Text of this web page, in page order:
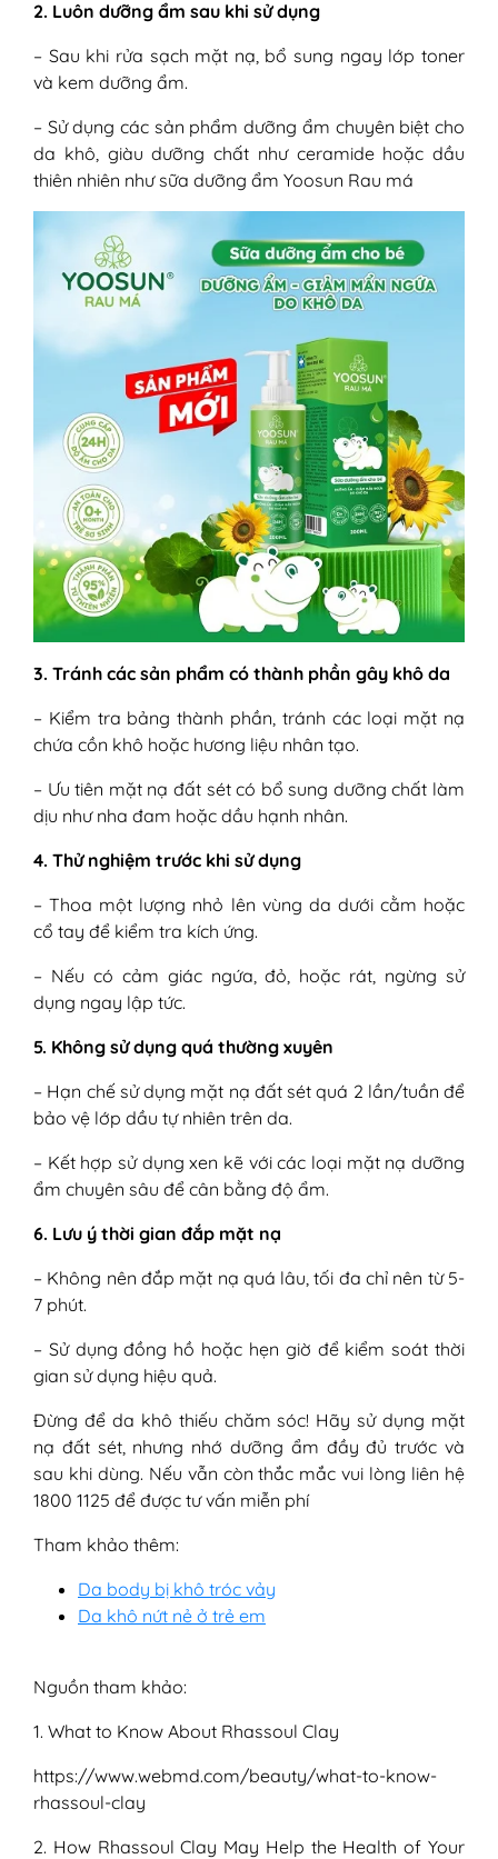
2. Luôn dưỡng ẩm sau khi sử dụng
– Sau khi rửa sạch mặt nạ, bổ sung ngay lớp toner
và kem dưỡng ẩm.
– Sử dụng các sản phẩm dưỡng ẩm chuyên biệt cho
da khô, giàu dưỡng chất như ceramide hoặc dầu
thiên nhiên như sữa dưỡng ẩm Yoosun Rau má
3. Tránh các sản phẩm có thành phần gây khô da
– Kiểm tra bảng thành phần, tránh các loại mặt nạ
chứa cồn khô hoặc hương liệu nhân tạo.
– Ưu tiên mặt nạ đất sét có bổ sung dưỡng chất làm
dịu như nha đam hoặc dầu hạnh nhân.
4. Thử nghiệm trước khi sử dụng
– Thoa một lượng nhỏ lên vùng da dưới cằm hoặc
cổ tay để kiểm tra kích ứng.
– Nếu có cảm giác ngứa, đỏ, hoặc rát, ngừng sử
dụng ngay lập tức.
5. Không sử dụng quá thường xuyên
– Hạn chế sử dụng mặt nạ đất sét quá 2 lần/tuần để
bảo vệ lớp dầu tự nhiên trên da.
– Kết hợp sử dụng xen kẽ với các loại mặt nạ dưỡng
ẩm chuyên sâu để cân bằng độ ẩm.
6. Lưu ý thời gian đắp mặt nạ
– Không nên đắp mặt nạ quá lâu, tối đa chỉ nên từ 5-
7 phút.
– Sử dụng đồng hồ hoặc hẹn giờ để kiểm soát thời
gian sử dụng hiệu quả.
Đừng để da khô thiếu chăm sóc! Hãy sử dụng mặt
nạ đất sét, nhưng nhớ dưỡng ẩm đầy đủ trước và
sau khi dùng. Nếu vẫn còn thắc mắc vui lòng liên hệ
1800 1125 để được tư vấn miễn phí
Tham khảo thêm:
Da body bị khô tróc vảy
Da khô nứt nẻ ở trẻ em
Nguồn tham khảo:
1. What to Know About Rhassoul Clay
https://www.webmd.com/beauty/what-to-know-
rhassoul-clay
2. How Rhassoul Clay May Help the Health of Your